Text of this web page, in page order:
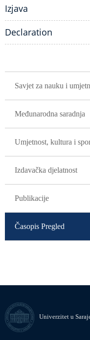
Izjava
Declaration
Savjet za nauku i
Međunarodna saradnja
Umjetnost, kultura i
Izdavačka djelatnost
Publikacije
Časopis Pregled
Univerzitet u